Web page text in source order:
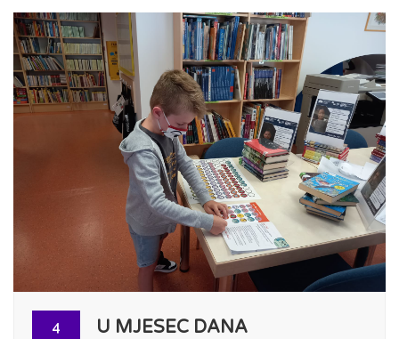
4
U MJESEC DANA